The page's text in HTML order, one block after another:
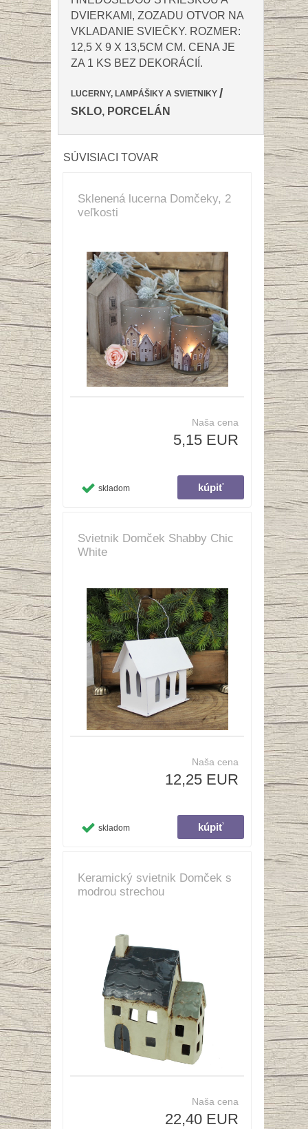
DVIERKAMI, ZOZADU OTVOR NA
VKLADANIE SVIEČKY. ROZMER:
12,5 X 9 X 13,5CM CM. CENA JE
ZA 1 KS BEZ DEKORÁCIÍ.
LUCERNY, LAMPÁŠIKY A SVIETNIKY /
SKLO, PORCELÁN
SÚVISIACI TOVAR
Sklenená lucerna Domčeky, 2
veľkosti
Naša cena
5,15 EUR
skladom
Svietnik Domček Shabby Chic
White
Naša cena
12,25 EUR
skladom
Keramický svietnik Domček s
modrou strechou
Naša cena
22,40 EUR